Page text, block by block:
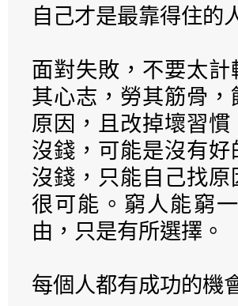
自己才是最靠得住的
面對失敗，不要太
其心志，勞其筋骨
原因，且改掉壞習
沒錢，可能是沒有
沒錢，只能自己找
很可能。窮人能窮
由，只是有所選擇。
每個人都有成功的機